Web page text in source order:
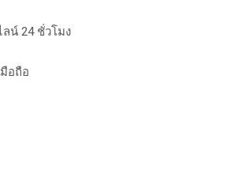
น์ 24 ชั่วโมง
อถือ